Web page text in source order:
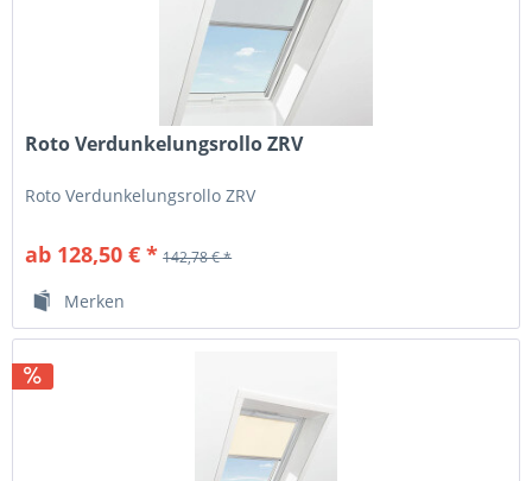
Roto Verdunkelungsrollo ZRV
Roto Verdunkelungsrollo ZRV
ab 128,50 € * 142,78 € *
Merken